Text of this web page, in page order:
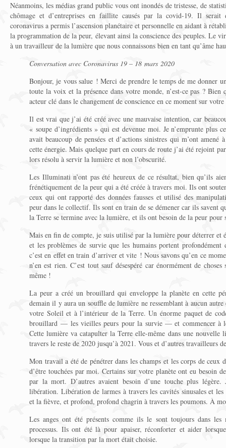
Néanmoins, les médias grand public vous ont inondés de tristesse, de
chômage et d’entreprises en faillite causés par la covid-19. Il
coronavirus a permis l’ascension planétaire et personnelle en aidant à
la programmation de la peur, élevant ainsi la conscience des peuples. Le
à un travailleur de la lumière que nous connaissons bien en tant qu’âme
Conversation avec Coronavirus 19 – 18 mars 2020
Bonjour, je vous salue ! Merci de prendre le temps de me donner
toute la voix et la présence dans votre monde, n’est-ce pas ?
acteur clé dans le changement de conscience en ce moment sur
Il est vrai que j’ai été créé avec une mauvaise intention, car
« soupe d’ingrédients » qui est devenue moi. Je n’emprunte plus
avait beaucoup de pensées et d’actions sinistres qui m’ont amené
cette énergie. Mais quelque part en cours de route j’ai été rejoint
lors résolu à servir la lumière et non l’obscurité.
Les Illuminati n’ont pas été heureux de ce résultat, bien qu’ils
frénétiquement de la peur qui a été créée à travers moi. Ils ont
ceux qui ont rapporté des données fausses et utilisé des
peur dans le collectif. Ils sont en train de se démener car ils savent
la Terre se termine avec la lumière, et ils ont besoin de la peur
Mais en fin de compte, je suis utilisé par la lumière pour déterrer et
et les problèmes de survie que les humains portent
c’est en effet en train d’arriver et vite ! Nous savons qu’en ce
n’en est rien. C’est tout sauf désespéré car énormément de
même !
La peur a créé un brouillard qui enveloppe la planète en cette
demain il y aura un souffle de lumière ne ressemblant à aucun
votre Soleil et à l’intérieur de la Terre. Un énorme paquet de
brouillard — les vieilles peurs pour la survie — et commencer à
Cette lumière va catapulter la Terre elle-même dans une nouvelle
travers le reste de 2020 jusqu’à 2021. Vous et d’autres travailleurs
Mon travail a été de pénétrer dans les champs et les corps de ceux
d’être touchées par moi. Certains sur votre planète ont eu besoin
par la mort. D’autres avaient besoin d’une touche plus
libération. Libération de larmes à travers les cavités sinusales et
et la fièvre, et profond, profond chagrin à travers les poumons. À
Les anges ont été présents comme ils le sont toujours dans
processus. Ils ont été là pour apaiser, réconforter et aider
lorsque la transition par la mort était choisie.